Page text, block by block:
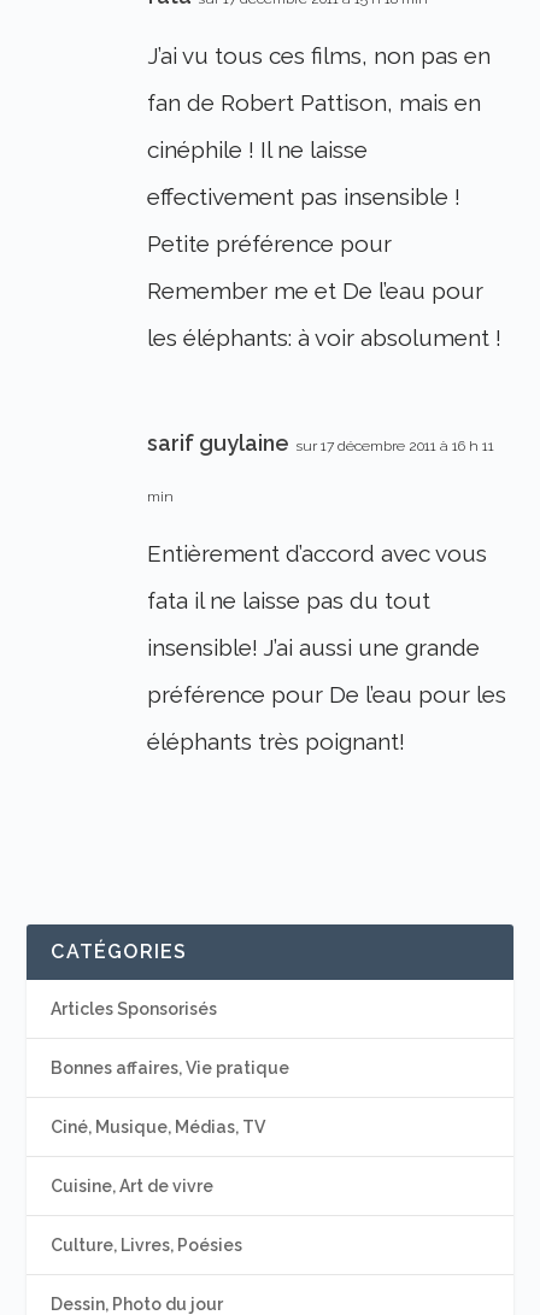
J’ai vu tous ces films, non pas en
fan de Robert Pattison, mais en
cinéphile ! Il ne laisse
effectivement pas insensible !
Petite préférence pour
Remember me et De l’eau pour
les éléphants: à voir absolument !
sarif guylaine sur 17 décembre 2011 à 16 h 11
min
Entièrement d’accord avec vous
fata il ne laisse pas du tout
insensible! J’ai aussi une grande
préférence pour De l’eau pour les
éléphants très poignant!
CATÉGORIES
Articles Sponsorisés
Bonnes affaires, Vie pratique
Ciné, Musique, Médias, TV
Cuisine, Art de vivre
Culture, Livres, Poésies
Dessin, Photo du jour